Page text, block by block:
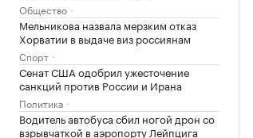
Общество
Мельникова назвала мерзким отказ
Хорватии в выдаче виз россиянам
Спорт
Сенат США одобрил ужесточение
санкций против России и Ирана
Политика
Водитель автобуса сбил ногой дрон со
взрывчаткой в аэропорту Лейпцига